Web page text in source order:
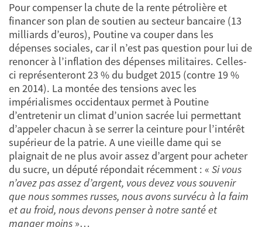
Pour compenser la chute de la rente pétrolière et
financer son plan de soutien au secteur bancaire (13
milliards d’euros), Poutine va couper dans les
dépenses sociales, car il n’est pas question pour lui de
renoncer à l’inflation des dépenses militaires. Celles-
ci représenteront 23 % du budget 2015 (contre 19 %
en 2014). La montée des tensions avec les
impérialismes occidentaux permet à Poutine
d’entretenir un climat d’union sacrée lui permettant
d’appeler chacun à se serrer la ceinture pour l’intérêt
supérieur de la patrie. A une vieille dame qui se
plaignait de ne plus avoir assez d’argent pour acheter
du sucre, un député répondait récemment : « Si vous
n’avez pas assez d’argent, vous devez vous souvenir
que nous sommes russes, nous avons survécu à la faim
et au froid, nous devons penser à notre santé et
manger moins »…